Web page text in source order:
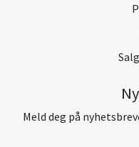
Meld deg på